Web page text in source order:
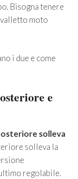
Bisogna tenere
moto
i due e come
e
solleva
solleva la
regolabile.